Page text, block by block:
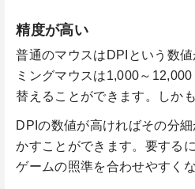
精度が高い
普通のマウスはDPIという数
ミングマウスは1,000～
替えることができます。しか
DPIの数値が高ければその分
かすことができます。要する
ゲームの照準を合わせやすく